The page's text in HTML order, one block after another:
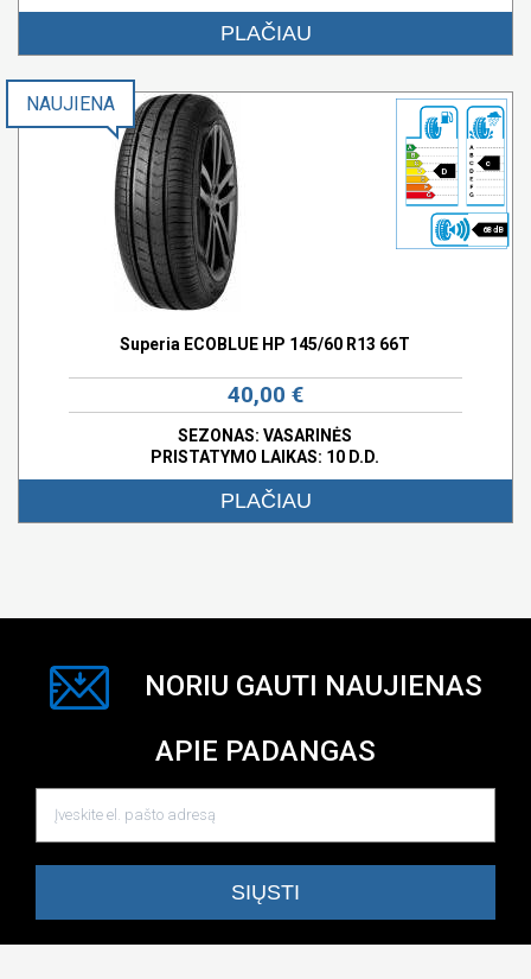
PLAČIAU
D
c
68 dB
NAUJIENA
Superia ECOBLUE HP 145/60 R13 66T
40,00 €
SEZONAS: VASARINĖS
PRISTATYMO LAIKAS: 10 D.D.
PLAČIAU
NORIU GAUTI NAUJIENAS
APIE PADANGAS